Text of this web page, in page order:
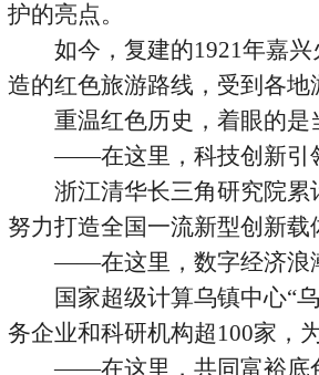
护的亮点。
如今，复建的1921年嘉
造的红色旅游路线，受到各地
重温红色历史，着眼的是
——在这里，科技创新引
浙江清华长三角研究院累
努力打造全国一流新型创新载
——在这里，数字经济浪
国家超级计算乌镇中心“
务企业和科研机构超100家，
——在这里，共同富裕底